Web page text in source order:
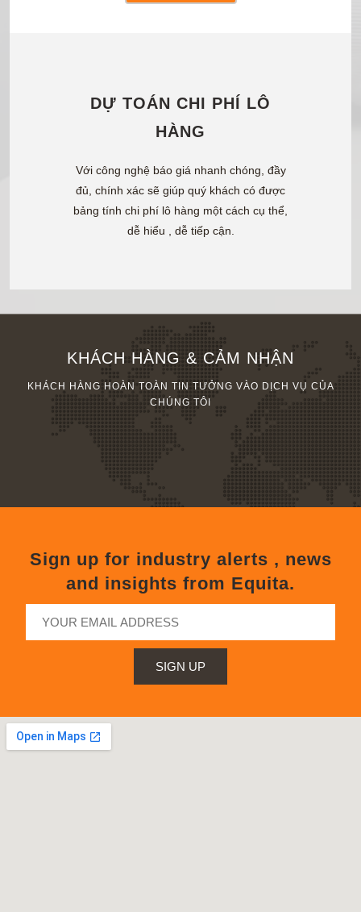
DỰ TOÁN CHI PHÍ LÔ
HÀNG
Với công nghệ báo giá nhanh chóng, đầy
đủ, chính xác sẽ giúp quý khách có được
bảng tính chi phí lô hàng một cách cụ thể,
dễ hiểu , dễ tiếp cận.
KHÁCH HÀNG & CẢM NHẬN
KHÁCH HÀNG HOÀN TOÀN TIN TƯỞNG VÀO DỊCH VỤ CỦA
CHÚNG TÔI
Sign up for industry alerts , news
and insights from Equita.